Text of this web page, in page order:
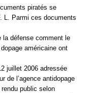
piratés se
L. Parmi ces documents
la défense comment le
américaine ont
juillet 2006 adressée
de l’agence antidopage
public selon